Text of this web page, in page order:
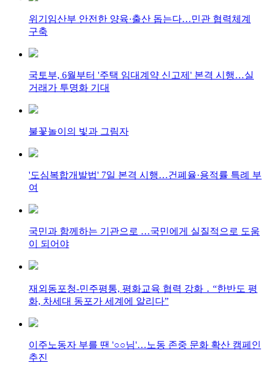
위기임산부 안전한 양육·출산 돕는다…민관 협력체계
구축
국토부, 6월부터 '주택 임대계약 신고제' 본격 시행…실
거래가 투명화 기대
불꽃놀이의 빛과 그림자
'도심복합개발법' 7일 본격 시행…건폐율·용적률 특례 부
여
국민과 함께하는 기관으로 …국민에게 실질적으로 도움
이 되어야
재외동포청-민주평통, 평화교육 협력 강화 ․ “한반도 평
화, 차세대 동포가 세계에 알리다”
이주노동자 부를 땐 '○○님'…노동 존중 문화 확산 캠페인
추진